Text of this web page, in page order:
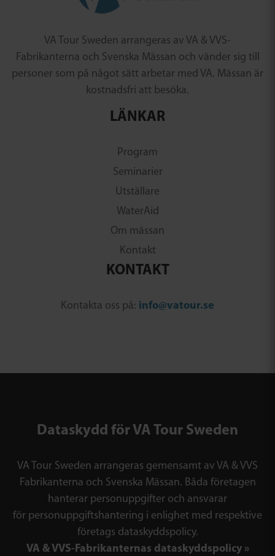
VA Tour Sweden arrangeras av VA & VVS-
Fabrikanterna och Svenska Mässan och vänder sig till
personer som på något sätt arbetar med VA. Mässan är
kostnadsfri att besöka.
LÄNKAR
Program
Seminarier
Utställare
WaterAid
Om mässan
Kontakt
KONTAKT
Kontakta oss på: info@vatour.se
Dataskydd för VA Tour Sweden
VA Tour Sweden arrangeras gemensamt av VA & VVS
Fabrikanterna och Svenska Mässan. Båda företagen
hanterar personuppgifter och ansvarar
för personuppgiftshantering i enlighet med respektive
företags dataskyddspolicy.
VA & VVS-Fabrikanternas dataskyddspolicy »